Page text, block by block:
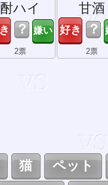
酎ハイ
？
2票
甘酒
？
2票
猫 ペット